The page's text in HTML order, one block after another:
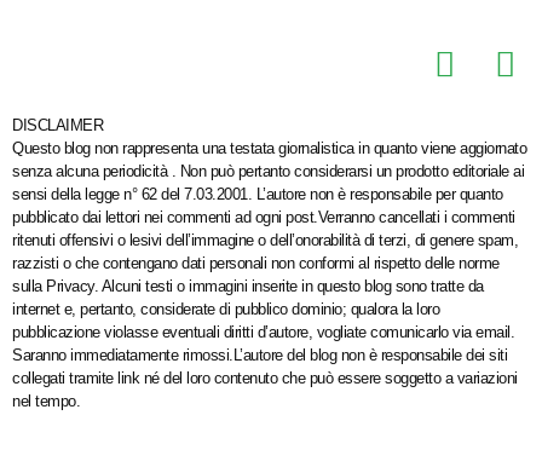
DISCLAIMER
Questo blog non rappresenta una testata giornalistica in quanto viene aggiornato
senza alcuna periodicità . Non può pertanto considerarsi un prodotto editoriale ai
sensi della legge n° 62 del 7.03.2001. L’autore non è responsabile per quanto
pubblicato dai lettori nei commenti ad ogni post.Verranno cancellati i commenti
ritenuti offensivi o lesivi dell’immagine o dell’onorabilità di terzi, di genere spam,
razzisti o che contengano dati personali non conformi al rispetto delle norme
sulla Privacy. Alcuni testi o immagini inserite in questo blog sono tratte da
internet e, pertanto, considerate di pubblico dominio; qualora la loro
pubblicazione violasse eventuali diritti d’autore, vogliate comunicarlo via email.
Saranno immediatamente rimossi.L’autore del blog non è responsabile dei siti
collegati tramite link né del loro contenuto che può essere soggetto a variazioni
nel tempo.